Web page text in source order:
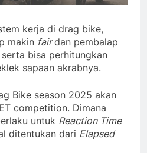
kerja di drag bike,
makin fairdan pembalap
bisa perhitungkan
sapaan akrabnya.
Bike season 2025 akan
competition. Dimana
untuk Reaction Time
ditentukan dari Elapsed